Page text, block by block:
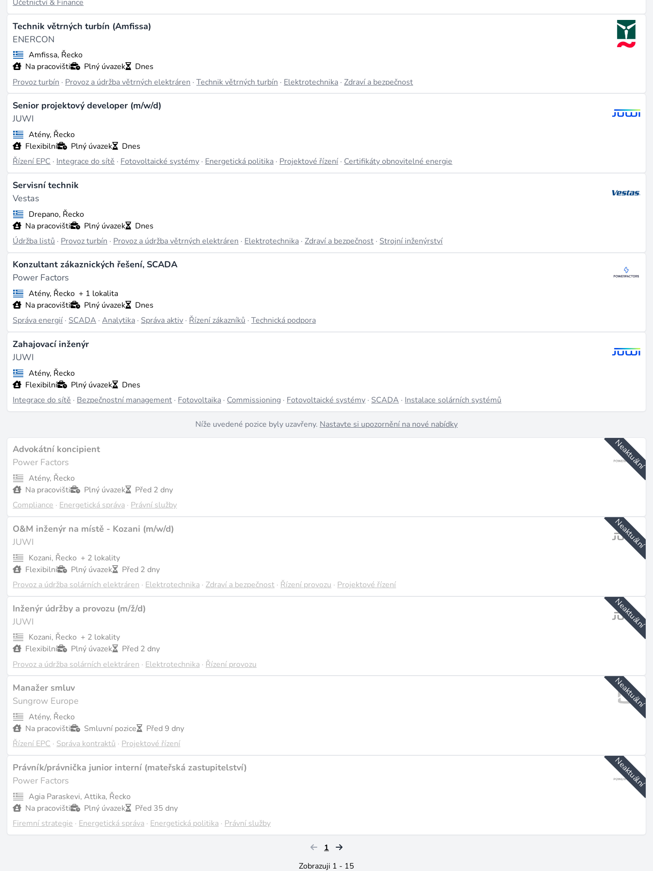
Účetnictví & Finance
Technik větrných turbín (Amfissa)
ENERCON
Amfissa, Řecko
Na pracovišti
Plný úvazek
Dnes
Provoz turbín · Provoz a údržba větrných elektráren ·Technik větrných turbín · Elektrotechnika ·Zdraví a bezpečnost
Senior projektový developer (m/w/d)
JUWI
Atény, Řecko
Flexibilní
Plný úvazek
Dnes
Řízení EPC · Integrace do sítě · Fotovoltaické systémy · Energetická politika · Projektové řízení · Certifikáty obnovitelné energie
Servisní technik
Vestas
Drepano, Řecko
Na pracovišti
Plný úvazek
Dnes
Údržba listů · Provoz turbín · Provoz a údržba větrných elektráren · Elektrotechnika ·Zdraví a bezpečnost · Strojní inženýrství
Konzultant zákaznických řešení, SCADA
Power Factors
Atény, Řecko + 1 lokalita
Na pracovišti
Plný úvazek
Dnes
Správa energií·SCADA·Analytika·Správa aktiv·Řízení zákazníků·Technická podpora
Zahajovací inženýr
JUWI
Atény, Řecko
Flexibilní
Plný úvazek
Dnes
Integrace do sítě · Bezpečnostní management · Fotovoltaika · Commissioning · Fotovoltaické systémy · SCADA · Instalace solárních systémů
Níže uvedené pozice byly uzavřeny. Nastavte si upozornění na nové nabídky
Neaktuální
Advokátní koncipient
Power Factors
Atény, Řecko
Na pracovišti
Plný úvazek
Před 2 dny
Compliance ·Energetická správa ·Právní služby
Neaktuální
O&M inženýr na místě - Kozani (m/w/d)
JUWI
Kozani, Řecko + 2 lokality
Flexibilní
Plný úvazek
Před 2 dny
Provoz a údržba solárních elektráren · Elektrotechnika · Zdraví a bezpečnost · Řízení provozu · Projektové řízení
Neaktuální
Inženýr údržby a provozu (m/ž/d)
JUWI
Kozani, Řecko + 2 lokality
Flexibilní
Plný úvazek
Před 2 dny
Provoz a údržba solárních elektráren · Elektrotechnika · Řízení provozu
Neaktuální
Manažer smluv
Sungrow Europe
Atény, Řecko
Na pracovišti
Smluvní pozice
Před 9 dny
Řízení EPC · Správa kontraktů · Projektové řízení
Neaktuální
Právník/právnička junior interní (mateřská zastupitelství)
Power Factors
Agia Paraskevi, Attika, Řecko
Na pracovišti
Plný úvazek
Před 35 dny
Firemní strategie · Energetická správa · Energetická politika · Právní služby
1
Zobrazuji 1 - 15